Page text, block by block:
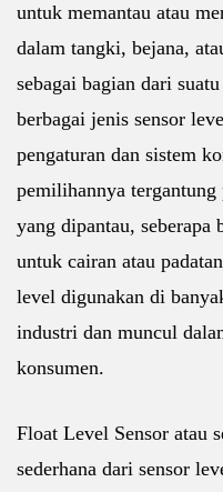
untuk memantau atau
dalam tangki, bejana,
sebagai bagian dari
berbagai jenis sensor
pengaturan dan sistem
pemilihannya tergantung
yang dipantau, seberapa
untuk cairan atau
level digunakan di
industri dan muncul
konsumen.
Float Level Sensor atau
sederhana dari sensor